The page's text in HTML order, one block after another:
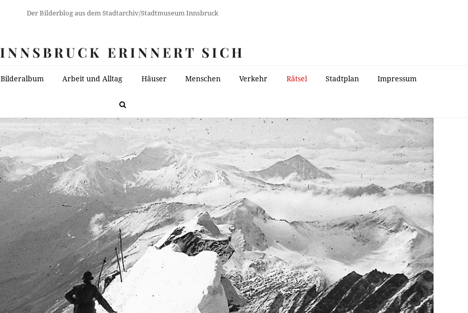
Der Bilderblog aus dem Stadtarchiv/Stadtmuseum Innsbruck
INNSBRUCK ERINNERT SICH
Bilderalbum Arbeit und Alltag Häuser Menschen Verkehr Rätsel Stadtplan Impressum